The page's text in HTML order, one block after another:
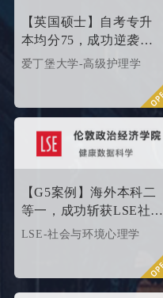
新等留学多地域，包含本科/
在帮助更多学生拿下理想院
门，从外籍文书高端定制开
始！
【英国硕士】自考专升
本均分75，成功逆袭
QS34爱丁堡高级护理硕
爱丁堡大学-高级护理学
【G5案例】海外本科二
等一，成功斩获LSE社会
与环境心理学硕士
LSE-社会与环境心理学